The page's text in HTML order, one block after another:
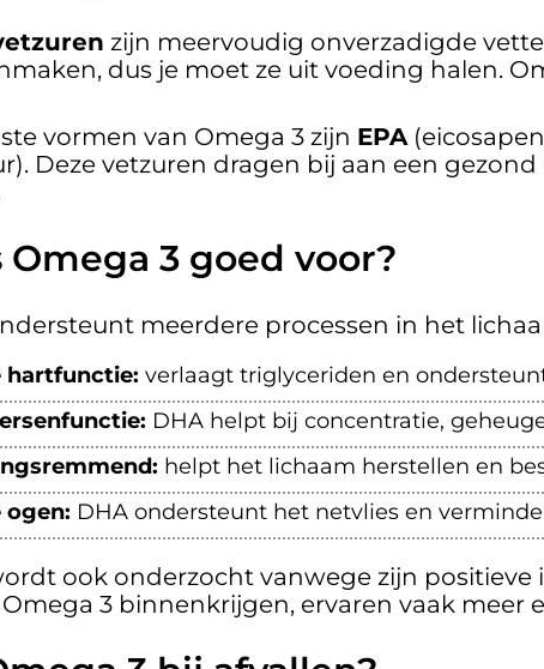
zijn meervoudig onverzadigde
dus je moet ze uit voeding halen.
vormen van Omega 3 zijn EPA
Deze vetzuren dragen bij aan een
Omega 3 goed voor?
meerdere processen in het
hartfunctie: verlaagt triglyceriden en
DHA helpt bij concentratie,
helpt het lichaam herstellen en
ogen: DHA ondersteunt het netvlies en
ook onderzocht vanwege zijn
3 binnenkrijgen, ervaren vaak meer